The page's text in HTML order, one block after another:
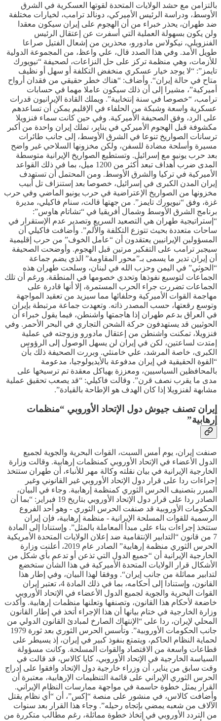
بالتزامن مع حشد الولايات المتحدة لقوتها العسكرية في الشرق
الأوسط، ودراسة الرئيس الأميركي، دونالد ترامب، لخيارات مختلفة
ضد طهران، يحذر خبراء من أن الهجوم على إيران سيكون معقدا
ولن يكون بسهولة العملية التي أسفرت عن إعتقال الرئيس
الفنزويلي، نيكولاس مادورو، محذرين من إشعال الفتيل صراعا
طويل الأمد. وفي هذا الصدد قال، علي واعظ، من المجموعة الدولية
للأزمات، وهي منظمة تركز على حل النزاعات، لصحيفة “نيويورك
تايمز”: “لا يوجد خيار عسكري منخفض التكلفة أو سهل أو نظيف
متاح في حالة إيران“. وأضاف: “هناك خطر حقيقي من فقدان أرواح
أميركية”، مشيرا إلى أن ذلك سيكون عاملا مهما في حسابات
ترامب، “خصوصا في سنة إنتخابية”. ويملك القادة الإيرانيون قدرات
عسكرية واسعة وشبكة من الحلفاء في الإقليم يمكن أن تساعدهم
على الرد، وفق الصحيفة الأميركية. وفي حين كانت سماء فنزويلا
مكشوفة قبل الهجوم الأميركي في يناير، تملك إيران واحدة من أكبر
ترسانات الصواريخ تنوعا في الشرق الأوسط، إلى جانب طائرات
مسيرة وأسلحة مضادة للسفن، ولكن مخزونها السلاحي غير واضح
بعد حرب يونيو مع إسرائيل. وتستطيع الصواريخ الإيرانية متوسطة
المدى ضرب أهداف تبعد أكثر من 1200 ميل، بما في ذلك القواعد
الأميركية في تركيا والشرق الأوسط. ومن المحتمل أن تستهدف
إيران المدن الكبرى في إسرائيل، خصوصا بعد إستنزاف تل أبيب
مخزونها من الصواريخ الإعتراضية في حرب يونيو الماضي وفي حرب
غزة، وفق “نيويورك تايمز”. من جهتها قالت، سنام فاكيلي، مديرة
برنامج الشرق الأوسط وشمال أفريقيا في “تشاتام هاوس”:
“إستراتيجية طهران هي التصعيد السريع وتصدير عدم الإستقرار في
ساحات متعددة بحيث تتوزع التكلفة والألم”. وأضافت فاكيلي أن
المسؤولين الإيرانيين يعتقدون أن “عامل الخوف” من حرب إقليمية
سيجبر ترامب على التفكير مرتين قبل الهجوم. وأوضحت الصحيفة
أن إيران تدير ما يسمى بـ”محور المقاومة” الذي يضم جماعة
“الحوثي” في اليمن وحزب الله في لبنان، وسلحت طهران هذه
الجماعات لتوسيع نفوذها وتحدي خصومها في المنطقة. ورغم أن تلك
الجماعات تضررت جراء الحرب المستمرة، إلا أنها قادرة على
مهاجمة القوات الأميركية وحلفائها مما سيزيد من تعقيد المواجهة
وتوسع رقعتها، حسب المصدر ذاته. وتعهدت جماعة مرتبطة بإيران
في العراق بدعم طهران إذا هاجمتها واشنطن، فيما يقول خبراء أن
الحوثيين قد يستهدفون حركة الشحن التجاري في البحر الأحمر. وفي
فنزويلا، تمكنت واشنطن من إعتقال مادورو وزوجته في عملية
إمتدت لساعتين، لكن في إيران لن يسهل الوصول إلى الرؤوس
الكبرى، خاصة المرشد، علي خامنئي. وبررت الصحيفة ذلك بأن
“القوة الحقيقية في إيران مدفوعة بالأيديولوجيا، مدعومة
بالمحافظين السياسيين، ومعززة بهياكل معقدة تم ترسيخها على
مدى ما يقرب نصف قرن”. وقالت فاكيلي: “قد يصعب تحقيق عملية
مشابهة لفنزويلا إذا كان الهدف هو الإطاحة بالقيادة”.
إيران تصنف جيوش دول الإتحاد الأوروبي “منظمات
إرهابية”
صنفت إيران، يوم أمس السبت، القوات البحرية والجوية لجميع
الدول الأعضاء في الإتحاد الأوروبي كمنظمات إرهابية. وقالت وزارة
الخارجية الإيرانية في بيان نقلته وكالة مهر للأنباء، أن طهران ستتخذ
إجراءات ردا على قرار دول الإتحاد الأوروبي غير القانوني وغير
المبرر بتصنيف الحرس الثوري كمنظمة إرهابية. وجاء في البيان،
الصادر ردا على قرار دول الإتحاد الأوروبي بتاريخ 19 فبراير: “بما أن
الحكومات الأوروبية قد صنفت الحرس الثوري - وهو أحد الفروع
الرسمية للقوات المسلحة الإيرانية - منظمة إرهابية، فإن إيران
ستتخذ إجراءات بناء على مبدأ المعاملة بالمثل”. وإستنادا إلى المادة
7 من قانون “التدابير الإنتقامية ضد إعلان الولايات المتحدة الأمريكية
الحرس الثوري منظمة إرهابية” الصادر عام 2019، أعلنت وزارة
الخارجية الإيرانية أن “جميع الدول التي تذعن أو تدعم بأي شكل من
الأشكال قرار الولايات المتحدة الأميركية في هذا الشأن ستخضع
لتدابير مماثلة من جانب إيران“. ووفقا لهذا البيان، وفي إطار هذا
القانون، وإستنادا إلى أحكامه، بما في ذلك المادة 4، تعتبر إيران
القوات البحرية والجوية لجميع الدول الأعضاء في الإتحاد الأوروبي
خاضعة لأحكام هذا القانون، وتصنفها وتعلنها منظمات إرهابية. وأكدت
وزارة الخارجية في ختام بيانها أن هذا الإجراء أتخذ في إطار القانون
المحلي لإيران، ردا على “الإنتهاك الصارخ لمبادئ القانون الدولي من
جانب الحكومات الأوروبية”. وتأسس الحرس الثوري بعد ثورة 1979
لحماية النظام الحاكم، ويتمتع بنفوذ كبير في إيران، إذ يسيطر على
قطاعات واسعة من الاقتصاد والقوات المسلحة. وكانت مسؤولة
السياسة الخارجية في الإتحاد الأوروبي، كايا كالاس، قد قالت في
وقت سابق من يناير، أن وزراء خارجية دول الإتحاد وافقوا على إدراج
الحرس الثوري الإيراني على قائمة التنظيمات الإرهابية، معتبرة أن
القرار يمثل خطوة حاسمة في مواجهة ممارسات النظام الإيراني.
وأضافت كالاس، في منشور على منصة “إكس”، أن “أي نظام يقتل
الآلاف من شعبه يمضي بإتجاه رحيله”. وجاء هذا القرار بعد سنوات
من التردد الأوروبي في إتخاذ خطوة مماثلة، رغم مطالب متكررة من